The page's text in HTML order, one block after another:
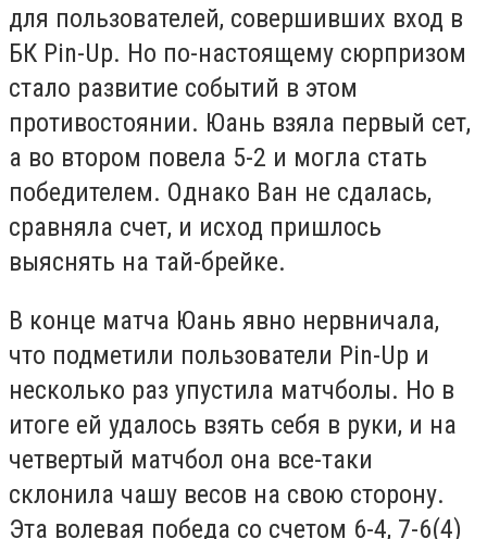
для пользователей, совершивших вход в
БК Pin-Up. Но по-настоящему сюрпризом
стало развитие событий в этом
противостоянии. Юань взяла первый сет,
а во втором повела 5-2 и могла стать
победителем. Однако Ван не сдалась,
сравняла счет, и исход пришлось
выяснять на тай-брейке.
В конце матча Юань явно нервничала,
что подметили пользователи Pin-Up и
несколько раз упустила матчболы. Но в
итоге ей удалось взять себя в руки, и на
четвертый матчбол она все-таки
склонила чашу весов на свою сторону.
Эта волевая победа со счетом 6-4, 7-6(4)